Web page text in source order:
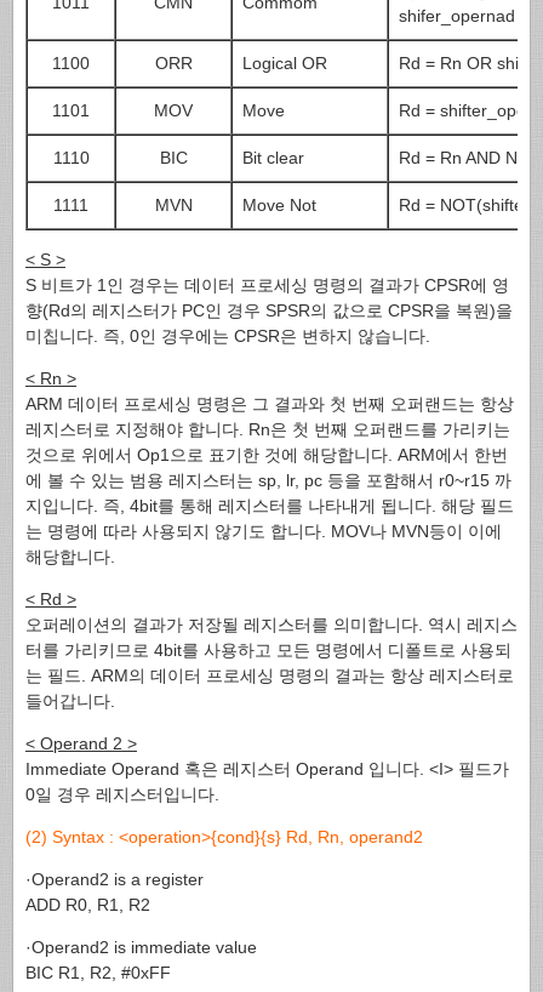
shifer_opernad
1100 ORR Logical OR Rd = Rn OR
1101 MOV Move Rd =
1110 BIC Bit clear Rd = Rn AND
1111 MVN Move Not Rd =
< S >
S 비트가 1인 경우는 데이터 프로세싱 명령의 결과가 CPSR에 영
향(Rd의 레지스터가 PC인 경우 SPSR의 값으로 CPSR을 복원)을
미칩니다. 즉, 0인 경우에는 CPSR은 변하지 않습니다.
< Rn >
ARM 데이터 프로세싱 명령은 그 결과와 첫 번째 오퍼랜드는 항상
레지스터로 지정해야 합니다. Rn은 첫 번째 오퍼랜드를 가리키는
것으로 위에서 Op1으로 표기한 것에 해당합니다. ARM에서 한번
에 볼 수 있는 범용 레지스터는 sp, lr, pc 등을 포함해서 r0~r15 까
지입니다. 즉, 4bit를 통해 레지스터를 나타내게 됩니다. 해당 필드
는 명령에 따라 사용되지 않기도 합니다. MOV나 MVN등이 이에
해당합니다.
< Rd >
오퍼레이션의 결과가 저장될 레지스터를 의미합니다. 역시 레지스
터를 가리키므로 4bit를 사용하고 모든 명령에서 디폴트로 사용되
는 필드. ARM의 데이터 프로세싱 명령의 결과는 항상 레지스터로
들어갑니다.
< Operand 2 >
Immediate Operand 혹은 레지스터 Operand 입니다. <I> 필드가
0일 경우 레지스터입니다.
(2) Syntax : <operation>{cond}{s} Rd, Rn, operand2
·Operand2 is a register
ADD R0, R1, R2
·Operand2 is immediate value
BIC R1, R2, #0xFF